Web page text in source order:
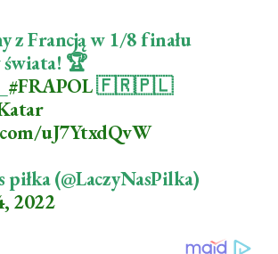
z Francją w 1/8 finału
🏆
#FRAPOL🇫🇷🇵🇱
uJ7YtxdQvW
(@LaczyNasPilka)
2022